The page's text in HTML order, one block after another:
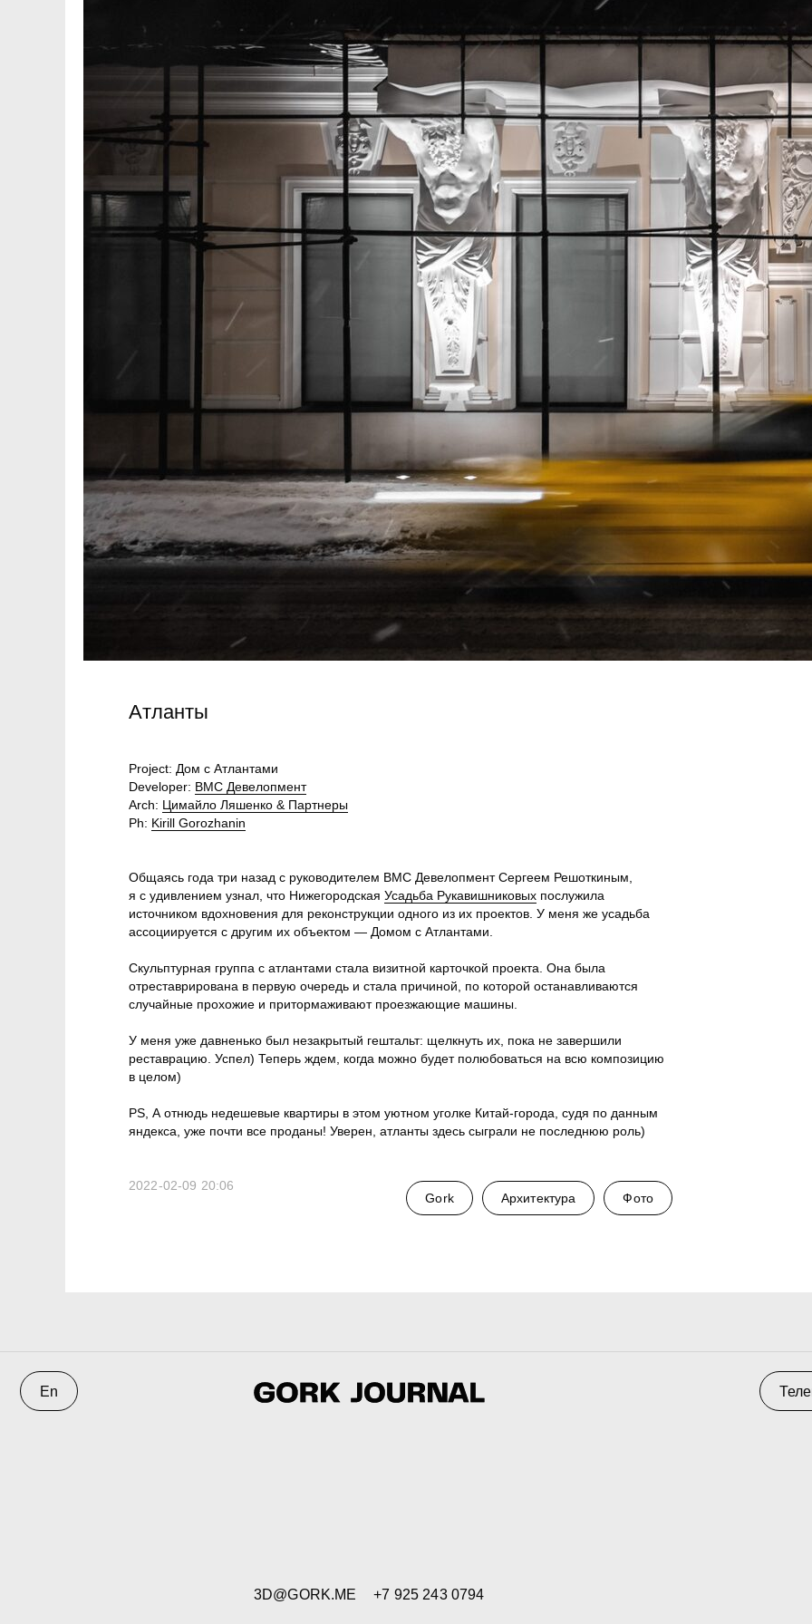
Атланты
Project: Дом с Атлантами
Developer: ВМС Девелопмент
Arch: Цимайло Ляшенко & Партнеры
Ph: Kirill Gorozhanin
Общаясь года три назад с руководителем ВМС Девелопмент Сергеем Решоткиным,
я с удивлением узнал, что Нижегородская Усадьба Рукавишниковых послужила
источником вдохновения для реконструкции одного из их проектов. У меня же усадьба
ассоциируется с другим их объектом — Домом с Атлантами.
Скульптурная группа с атлантами стала визитной карточкой проекта. Она была
отреставрирована в первую очередь и стала причиной, по которой останавливаются
случайные прохожие и притормаживают проезжающие машины.
У меня уже давненько был незакрытый гештальт: щелкнуть их, пока не завершили
реставрацию. Успел) Теперь ждем, когда можно будет полюбоваться на всю композицию
в целом)
PS, А отнюдь недешевые квартиры в этом уютном уголке Китай-города, судя по данным
яндекса, уже почти все проданы! Уверен, атланты здесь сыграли не последнюю роль)
2022-02-09 20:06
Gork
Архитектура Фото
3D@GORK.ME +7 925 243 0794